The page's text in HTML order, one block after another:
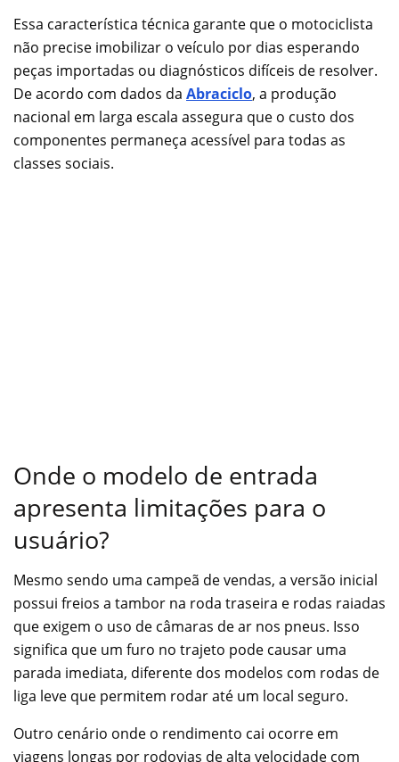
Essa característica técnica garante que o motociclista
não precise imobilizar o veículo por dias esperando
peças importadas ou diagnósticos difíceis de resolver.
De acordo com dados da Abraciclo, a produção
nacional em larga escala assegura que o custo dos
componentes permaneça acessível para todas as
classes sociais.
Onde o modelo de entrada
apresenta limitações para o
usuário?
Mesmo sendo uma campeã de vendas, a versão inicial
possui freios a tambor na roda traseira e rodas raiadas
que exigem o uso de câmaras de ar nos pneus. Isso
significa que um furo no trajeto pode causar uma
parada imediata, diferente dos modelos com rodas de
liga leve que permitem rodar até um local seguro.
Outro cenário onde o rendimento cai ocorre em
viagens longas por rodovias de alta velocidade com